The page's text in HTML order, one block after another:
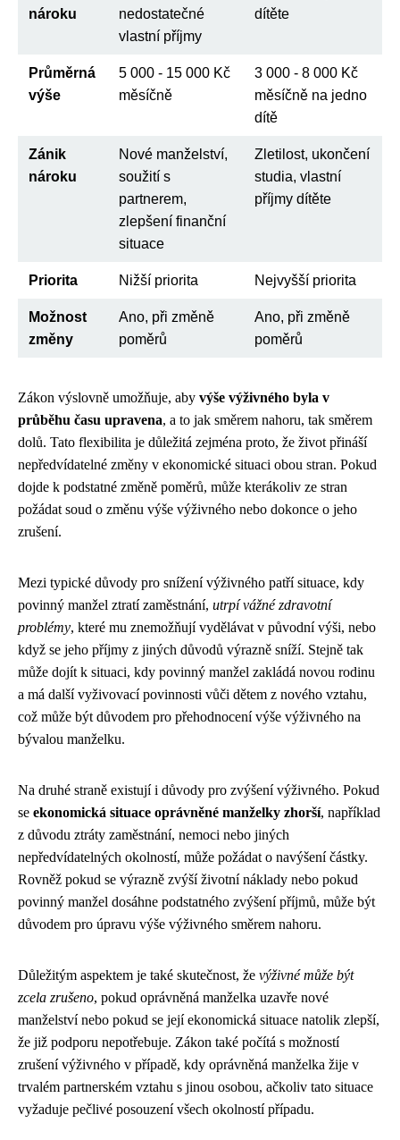
nároku
nedostatečné
vlastní příjmy
dítěte
Průměrná
výše
5 000 - 15 000 Kč
měsíčně
3 000 - 8 000 Kč
měsíčně na jedno
dítě
Zánik
nároku
Nové manželství,
soužití s
partnerem,
zlepšení finanční
situace
Zletilost, ukončení
studia, vlastní
příjmy dítěte
Priorita Nižší priorita Nejvyšší priorita
Možnost
změny
Ano, při změně
poměrů
Ano, při změně
poměrů
Zákon výslovně umožňuje, aby výše výživného byla v
průběhu času upravena, a to jak směrem nahoru, tak směrem
dolů. Tato flexibilita je důležitá zejména proto, že život přináší
nepředvídatelné změny v ekonomické situaci obou stran. Pokud
dojde k podstatné změně poměrů, může kterákoliv ze stran
požádat soud o změnu výše výživného nebo dokonce o jeho
zrušení.
Mezi typické důvody pro snížení výživného patří situace, kdy
povinný manžel ztratí zaměstnání, utrpí vážné zdravotní
problémy, které mu znemožňují vydělávat v původní výši, nebo
když se jeho příjmy z jiných důvodů výrazně sníží. Stejně tak
může dojít k situaci, kdy povinný manžel zakládá novou rodinu
a má další vyživovací povinnosti vůči dětem z nového vztahu,
což může být důvodem pro přehodnocení výše výživného na
bývalou manželku.
Na druhé straně existují i důvody pro zvýšení výživného. Pokud
se ekonomická situace oprávněné manželky zhorší, například
z důvodu ztráty zaměstnání, nemoci nebo jiných
nepředvídatelných okolností, může požádat o navýšení částky.
Rovněž pokud se výrazně zvýší životní náklady nebo pokud
povinný manžel dosáhne podstatného zvýšení příjmů, může být
důvodem pro úpravu výše výživného směrem nahoru.
Důležitým aspektem je také skutečnost, že výživné může být
zcela zrušeno, pokud oprávněná manželka uzavře nové
manželství nebo pokud se její ekonomická situace natolik zlepší,
že již podporu nepotřebuje. Zákon také počítá s možností
zrušení výživného v případě, kdy oprávněná manželka žije v
trvalém partnerském vztahu s jinou osobou, ačkoliv tato situace
vyžaduje pečlivé posouzení všech okolností případu.